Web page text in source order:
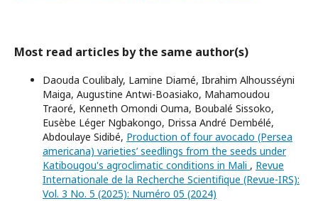
Most read articles by the same author(s)
Daouda Coulibaly, Lamine Diamé, Ibrahim Alhousséyni
Maiga, Augustine Antwi-Boasiako, Mahamoudou
Traoré, Kenneth Omondi Ouma, Boubalé Sissoko,
Eusèbe Léger Ngbakongo, Drissa André Dembélé,
Abdoulaye Sidibé, Production of four avocado (Persea
americana) varieties’ seedlings from the seeds under
Katibougou's agroclimatic conditions in Mali , Revue
Internationale de la Recherche Scientifique (Revue-IRS):
Vol. 3 No. 5 (2025): Numéro 05 (2024)